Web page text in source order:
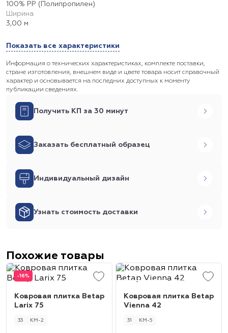
100% PP (Полипропилен)
Ширина
3,00 м
Показать все характеристики
Информация о технических характеристиках, комплекте поставки,
стране изготовления, внешнем виде и цвете товара носит справочный
характер и основывается на последних доступных к моменту
публикации сведениях.
Получить КП за 30 минут
Заказать бесплатный образец
Индивидуальный дизайн
Узнать стоимость доставки
Похожие товары
-16%
Ковровая плитка Betap
Larix 75
33 КМ-2
Ковровая плитка Betap
Vienna 42
31 КМ-5